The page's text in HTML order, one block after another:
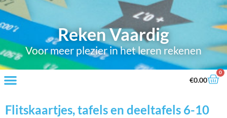
Reken Vaardig
Voor meer plezier in het leren rekenen
€0.00
0
Flitskaartjes, tafels en deeltafels 6-10